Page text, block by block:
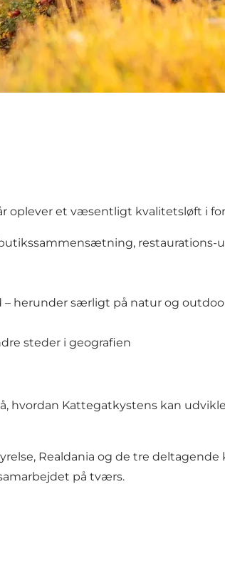
oplever et væsentligt kvalitetsløft i
restaurations-
herunder særligt på natur og
steder i geografien
hvordan Kattegatkystens kan
Realdania og de tre
på tværs.